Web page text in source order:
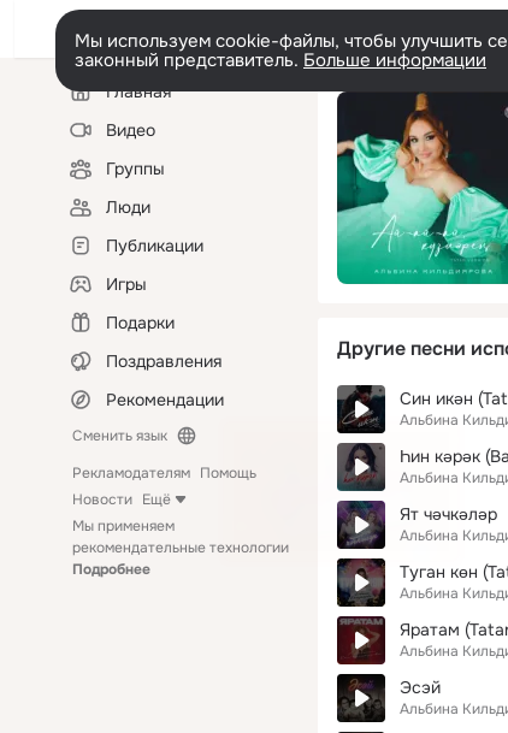
Мы используем cookie-файлы, чтобы улучшить
законный представитель. Больше информации
Левая
колонкаГлавная
Видео
Группы
Люди
Публикации
Игры
Подарки
Поздравления
Рекомендации
Сменить язык
Рекламодателям Помощь
Новости Ещё
Мы применяем
рекомендательные технологии
Подробнее
Другие песни
Син икән
Альбина
Һин кәрәк
Альбина
Ят чәчкәләр
Альбина
Туган көн
Альбина
Яратам
Альбина
Эсэй
Альбина